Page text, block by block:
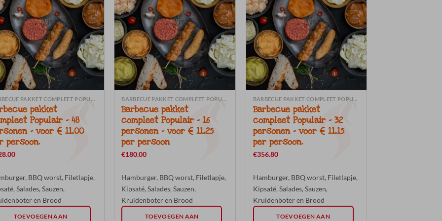
BARBECUE PAKKET COMPLEET POPULAIR (INCL. SALADES-SAUZEN-BROOD)
pakket
Populair – 48
– voor € 11,00
persoon.
BBQ worst, Filetlapje,
Salades, Sauzen,
en Brood
TOEVOEGEN AAN
BARBECUE PAKKET COMPLEET POPULAIR (INCL. SALADES-SAUZEN-BROOD)
Barbecue pakket
compleet Populair – 16
personen – voor € 11,25
per persoon
€180.00
Hamburger, BBQ worst, Filetlapje,
Kipsaté, Salades, Sauzen,
Kruidenboter en Brood
TOEVOEGEN AAN
BARBECUE PAKKET COMPLEET POPULAIR (INCL. SALADES-SAUZEN-BROOD)
Barbecue pakket
compleet Populair – 32
personen – voor € 11,15
per persoon.
€356.80
Hamburger, BBQ worst, Filetlapje,
Kipsaté, Salades, Sauzen,
Kruidenboter en Brood
TOEVOEGEN AAN